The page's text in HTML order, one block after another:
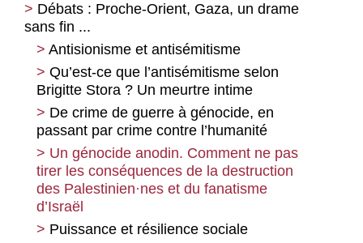
Cryptos publiques et privées : Vers une
dollarisation des paiements numériques
Cryptomonnaies et stablecoins Les
enjeux d’une nouvelle forme de
« monnaie »
La bataille de la monnaie numérique
Le(s) capitalisme(s) sur fond de
révolution technique à base d’IA
Critique des verticalismes numériques et
pistes pour une alternative
Il n’y a pas de mystère du profit, il n’y a
qu’une invisibilisation du travail exploité
Débats : Proche-Orient, Gaza, un drame
sans fin ...
Antisionisme et antisémitisme
Qu’est-ce que l’antisémitisme selon
Brigitte Stora ? Un meurtre intime
De crime de guerre à génocide, en
passant par crime contre l’humanité
Un génocide anodin. Comment ne pas
tirer les conséquences de la destruction
des Palestinien·nes et du fanatisme
d’Israël
Puissance et résilience sociale